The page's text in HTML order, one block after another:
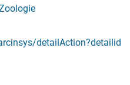
detailAction?detailid